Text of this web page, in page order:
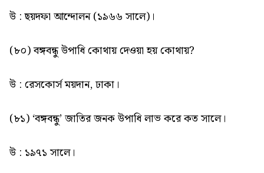
উ : ছয়দফা আন্দোলন (১৯৬৬ সালে)।
(৮০) বঙ্গবন্ধু উপাধি কোথায় দেওয়া হয় কোথায়?
উ : রেসকোর্স ময়দান, ঢাকা।
(৮১) ‘বঙ্গবন্ধু’ জাতির জনক উপাধি লাভ করে কত সালে।
উ : ১৯৭১ সালে।